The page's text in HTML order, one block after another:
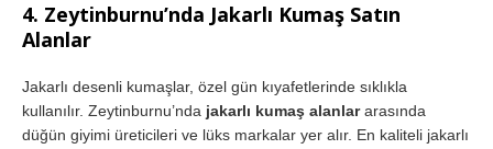
4. Zeytinburnu’nda Jakarlı Kumaş Satın
Alanlar
Jakarlı desenli kumaşlar, özel gün kıyafetlerinde sıklıkla
kullanılır. Zeytinburnu’nda jakarlı kumaş alanlararasında
düğün giyimi üreticileri ve lüks markalar yer alır. En kaliteli jakarlı